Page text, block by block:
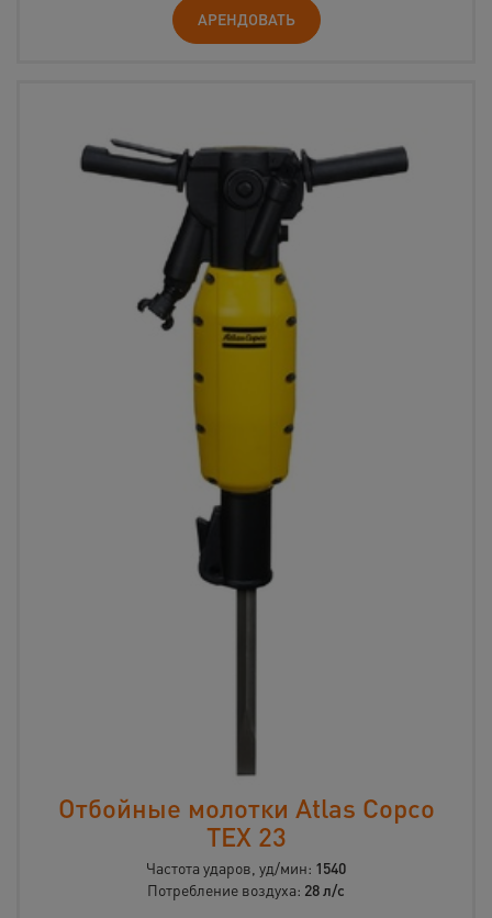
АРЕНДОВАТЬ
Отбойные молотки Atlas Copco
TEX 23
Частота ударов, уд/мин: 1540
Потребление воздуха: 28 л/с